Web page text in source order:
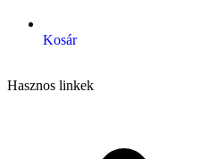
Kosár
Hasznos linkek